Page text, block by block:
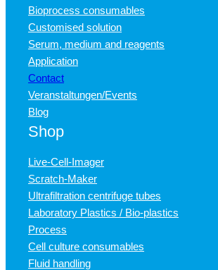
Bioprocess consumables
Customised solution
Serum, medium and reagents
Application
Contact
Veranstaltungen/Events
Blog
Shop
Live-Cell-Imager
Scratch-Maker
Ultrafiltration centrifuge tubes
Laboratory Plastics / Bio-plastics
Process
Cell culture consumables
Fluid handling